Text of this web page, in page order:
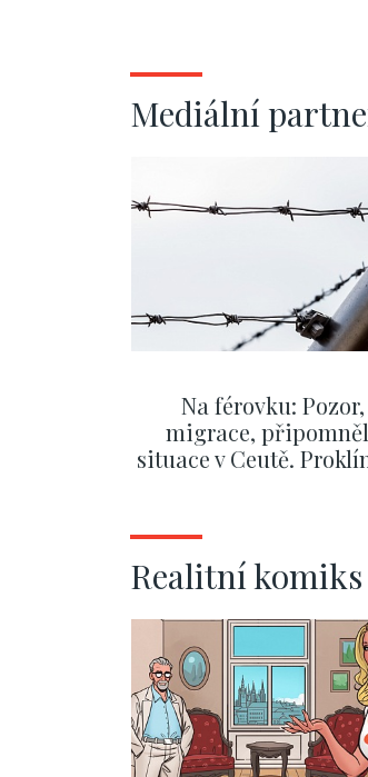
Mediální
Na férovku: Pozor,
migrace,
situace v Ceutě.
Okamurova videa
Realitní